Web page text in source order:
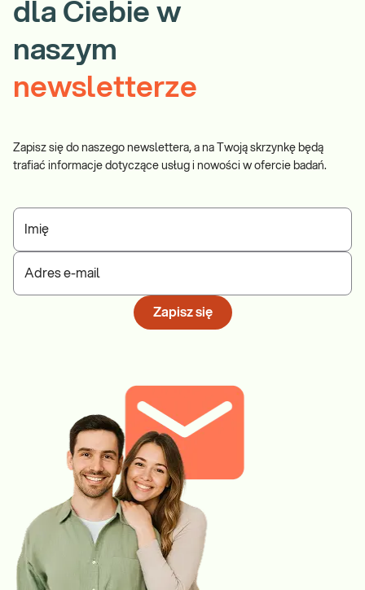
dla Ciebie w
naszym
newsletterze
Zapisz się do naszego newslettera, a na Twoją skrzynkę będą
trafiać informacje dotyczące usług i nowości w ofercie badań.
Imię
Adres e-mail
Zapisz się